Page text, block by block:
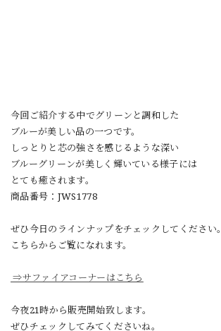
今回ご紹介する中でグリーンと調和した
ブルーが美しい品の一つです。
しっとりと芯の強さを感じるような深い
ブルーグリーンが美しく輝いている様子には
とても癒されます。
商品番号：JWS1778
ぜひ今日のラインナップをチェックしてください。
こちらからご覧になれます。
⇒サファイアコーナーはこちら
今夜21時から販売開始致します。
ぜひチェックしてみてくださいね。